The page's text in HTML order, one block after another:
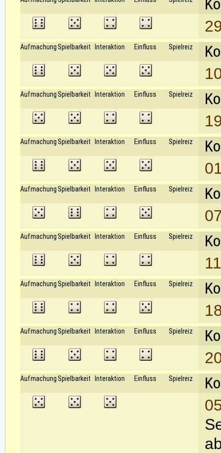
Aufmachung Spielbarkeit Interaktion Einfluss Spielreiz
Aufmachung Spielbarkeit Interaktion Einfluss Spielreiz
Aufmachung Spielbarkeit Interaktion Einfluss Spielreiz
Aufmachung Spielbarkeit Interaktion Einfluss Spielreiz
Aufmachung Spielbarkeit Interaktion Einfluss Spielreiz
Aufmachung Spielbarkeit Interaktion Einfluss Spielreiz
Aufmachung Spielbarkeit Interaktion Einfluss Spielreiz
Aufmachung Spielbarkeit Interaktion Einfluss Spielreiz